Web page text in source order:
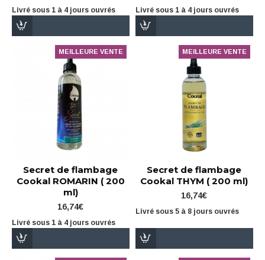
Livré sous 1 à 4 jours ouvrés Livré sous 1 à 4 jours ouvrés
MEILLEURE VENTE
Secret de flambage
Cookal ROMARIN ( 200
ml)
16,74€
Livré sous 1 à 4 jours ouvrés
MEILLEURE VENTE
Secret de flambage
Cookal THYM ( 200 ml)
16,74€
Livré sous 5 à 8 jours ouvrés